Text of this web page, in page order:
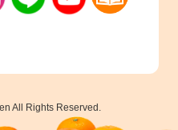
All Rights Reserved.